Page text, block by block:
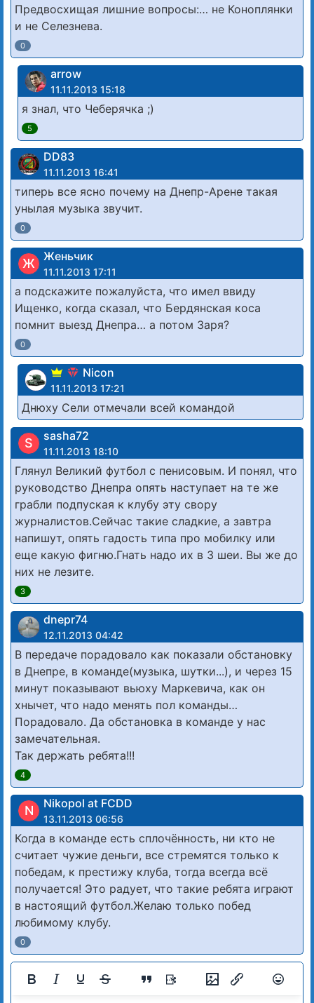
Предвосхищая лишние вопросы:… не Коноплянки
и не Селезнева.
0
arrow
11.11.2013 15:18
я знал, что Чеберячка ;)
5
DD83
11.11.2013 16:41
типерь все ясно почему на Днепр-Арене такая
унылая музыка звучит.
0
Ж Женьчик
11.11.2013 17:11
а подскажите пожалуйста, что имел ввиду
Ищенко, когда сказал, что Бердянская коса
помнит выезд Днепра… а потом Заря?
0
Nicon
11.11.2013 17:21
Днюху Сели отмечали всей командой
S sasha72
11.11.2013 18:10
Глянул Великий футбол с пенисовым. И понял, что
руководство Днепра опять наступает на те же
грабли подпуская к клубу эту свору
журналистов.Сейчас такие сладкие, а завтра
напишут, опять гадость типа про мобилку или
еще какую фигню.Гнать надо их в 3 шеи. Вы же до
них не лезите.
3
dnepr74
12.11.2013 04:42
В передаче порадовало как показали обстановку
в Днепре, в команде(музыка, шутки...), и через 15
минут показывают вьюху Маркевича, как он
хнычет, что надо менять пол команды…
Порадовало. Да обстановка в команде у нас
замечательная.
Так держать ребята!!!
4
N Nikopol at FCDD
13.11.2013 06:56
Когда в команде есть сплочённость, ни кто не
считает чужие деньги, все стремятся только к
победам, к престижу клуба, тогда всегда всё
получается! Это радует, что такие ребята играют
в настоящий футбол.Желаю только побед
любимому клубу.
0